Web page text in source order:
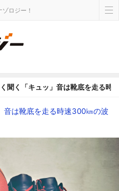
ロジー！
聞く「キュッ」音は靴底を走る時
音は靴底を走る時速300㎞の波